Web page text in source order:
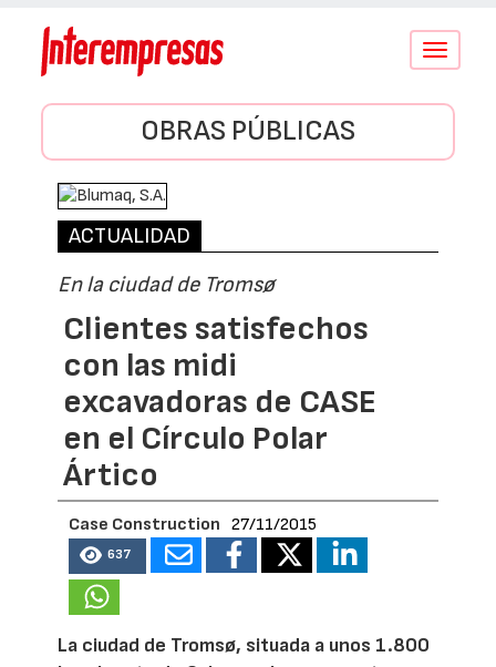
Conmutar
OBRAS PÚBLICAS
ACTUALIDAD
En la ciudad de Tromsø
Clientes satisfechos
con las midi
excavadoras de CASE
en el Círculo Polar
Ártico
Case Construction 27/11/2015
637
La ciudad de Tromsø, situada a unos 1.800